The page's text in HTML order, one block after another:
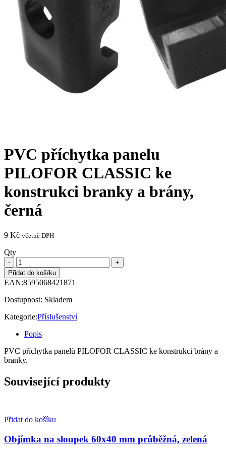
PVC příchytka panelu
PILOFOR CLASSIC ke
konstrukci branky a brány,
černá
9 Kč včetně DPH
Qty
Přidat do košíku
EAN:8595068421871
Dostupnost: Skladem
Kategorie:Příslušenství
Popis
PVC příchytka panelů PILOFOR CLASSIC ke konstrukci brány a
branky.
Související produkty
Přidat do košíku
Objímka na sloupek 60x40 mm průběžná, zelená